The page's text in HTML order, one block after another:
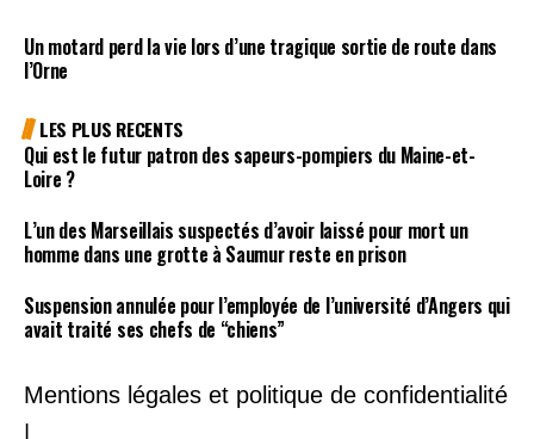
Un motard perd la vie lors d’une tragique sortie de route dans
l’Orne
LES PLUS RECENTS
Qui est le futur patron des sapeurs-pompiers du Maine-et-
Loire ?
L’un des Marseillais suspectés d’avoir laissé pour mort un
homme dans une grotte à Saumur reste en prison
Suspension annulée pour l’employée de l’université d’Angers qui
avait traité ses chefs de “chiens”
Mentions légales et politique de confidentialité